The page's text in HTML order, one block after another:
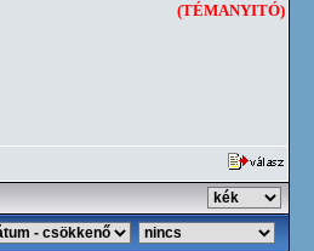
(TÉMANYITÓ)